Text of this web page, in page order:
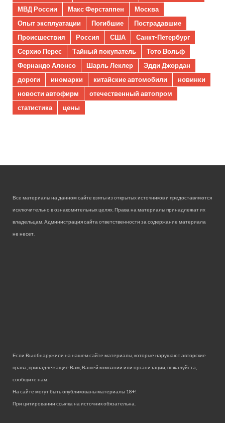
МВД России
Макс Ферстаппен
Москва
Опыт эксплуатации
Погибшие
Пострадавшие
Происшествия
Россия США
Санкт-Петербург
Серхио Перес
Тайный покупатель
Тото Вольф
Фернандо Алонсо
Шарль Леклер
Эдди Джордан
дороги
иномарки китайские автомобили
новинки
новости автофирм
отечественный автопром
статистика
цены
Все материалы на данном сайте взяты из открытых источников и предоставляются
исключительно в ознакомительных целях. Права на материалы принадлежат их
владельцам. Администрация сайта ответственности за содержание материала
не несет.
Если Вы обнаружили на нашем сайте материалы, которые нарушают авторские
права, принадлежащие Вам, Вашей компании или организации, пожалуйста,
сообщите нам.
На сайте могут быть опубликованы материалы 18+!
При цитировании ссылка на источник обязательна.